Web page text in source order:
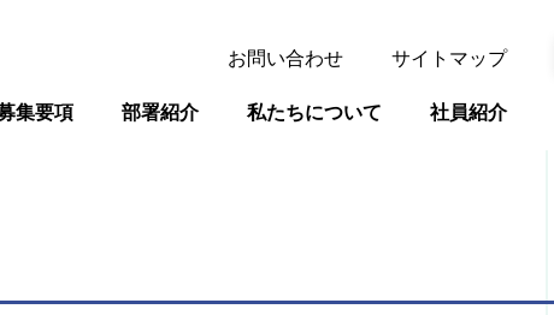
集要項 部署紹介 私たちについて 社員紹介
お問い合わせ サイトマップ